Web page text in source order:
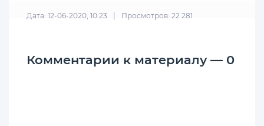
Дата: 12-06-2020, 10:23 | Просмотров: 22 281
Комментарии к материалу — 0